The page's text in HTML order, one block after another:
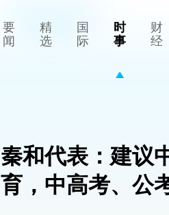
要
闻
精
选
国
际
时
事
财
经
秦和代表：建议
育，中高考、公